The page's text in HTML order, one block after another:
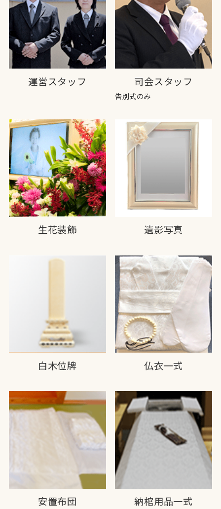
運営スタッフ 司会スタッフ
告別式のみ
生花装飾 遺影写真
白木位牌 仏衣一式
安置布団 納棺用品一式